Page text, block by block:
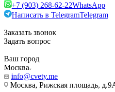
+7 (903) 268-62-22WhatsApp
Написать в TelegramTelegram
Заказать звонок
Задать вопрос
Ваш город
Москва
info@cvety.me
Москва, Рижская площадь,